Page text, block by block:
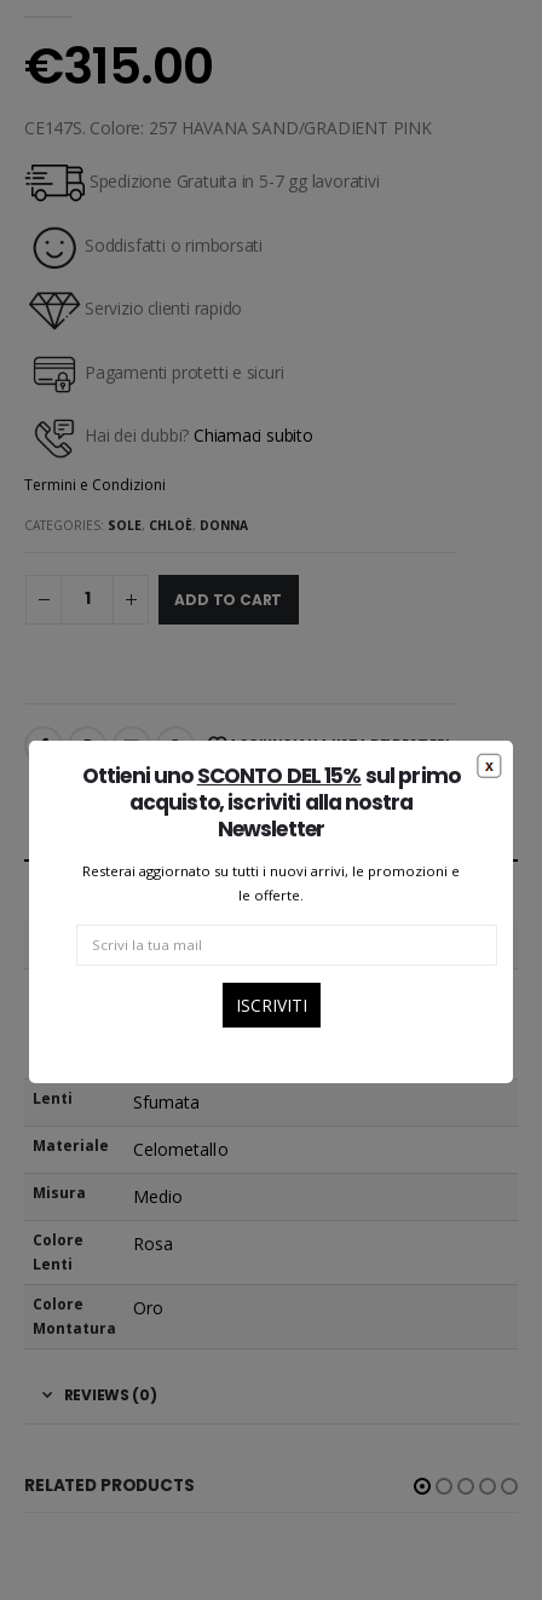
€315.00
CE147S. Colore: 257 HAVANA SAND/GRADIENT PINK
Spedizione Gratuita in 5-7 gg lavorativi
Soddisfatti o rimborsati
Servizio clienti rapido
Pagamenti protetti e sicuri
Hai dei dubbi? Chiamaci subito
Termini e Condizioni
CATEGORIES: SOLE, CHLOÈ, DONNA
ADD TO CART
AGGIUNGI ALLA LISTA DEI DESIDERI
ADDITIONAL INFORMATION
Trendy
Forma Rotonda,Forma Squadrata
Lenti Sfumata
Materiale Celometallo
Misura Medio
Colore
Lenti
Rosa
Colore
Montatura
Oro
REVIEWS (0)
RELATED PRODUCTS
Ottieni unoSCONTO DEL 15%sul primo
acquisto, iscriviti alla nostra
Newsletter
Resterai aggiornato su tutti i nuovi arrivi, le promozioni e
le offerte.